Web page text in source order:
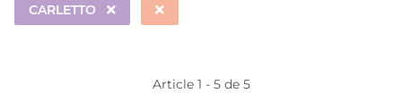
CARLETTO
Article 1 - 5 de 5